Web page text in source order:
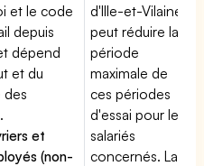
et le code
depuis
dépend
et du
des
et
(non-
d'Ille-et-Vilaine
peut réduire la
période
maximale de
ces périodes
d'essai pour les
salariés
concernés. La